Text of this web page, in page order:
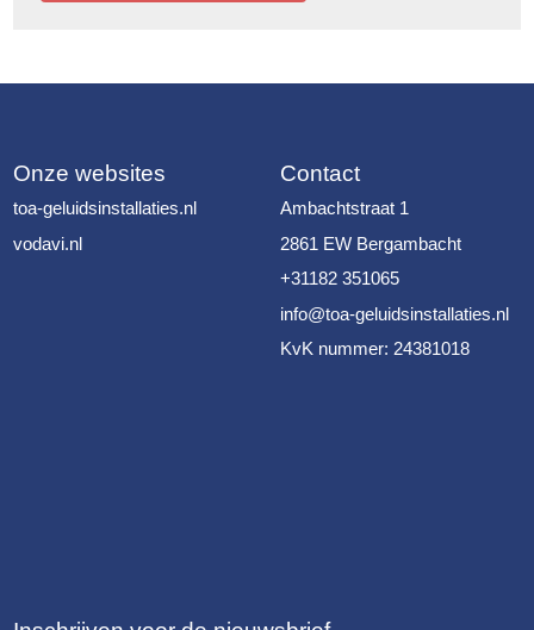
Onze websites
toa-geluidsinstallaties.nl
vodavi.nl
Contact
Ambachtstraat 1
2861 EW Bergambacht
+31182 351065
info@toa-geluidsinstallaties.nl
KvK nummer: 24381018